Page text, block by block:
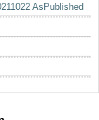
AsPublished